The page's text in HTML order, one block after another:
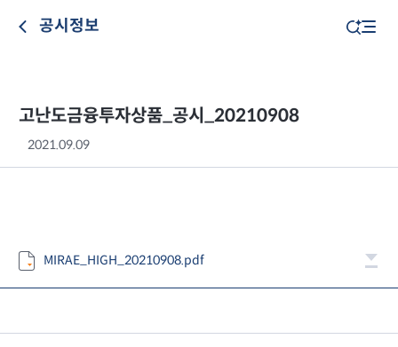
공시정보
고난도금융투자상품_공시_20210908
2021.09.09
MIRAE_HIGH_20210908.pdf